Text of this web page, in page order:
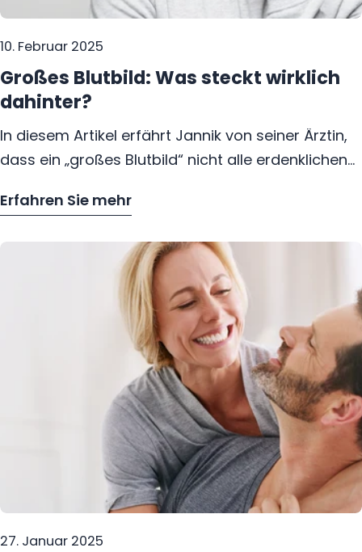
10. Februar 2025
Großes Blutbild: Was steckt wirklich
dahinter?
In diesem Artikel erfährt Jannik von seiner Ärztin,
dass ein „großes Blutbild“ nicht alle erdenklichen
konzentriert es sich auf die Untersuchung der
roten und weißen Blutkörperchen sowie
Blutplättchen, während das Differentialblutbild die
weißen Blutkörperchen weiter differenziert. Viele
Patienten erwarten fälschlicherweise, dass auch
Werte wie Vitamine, Leber- oder Nierenwerte
enthalten sind – diese müssen jedoch separat
getestet werden. Das große Blutbild ist besonders
sinnvoll zur Abklärung von Infektionen, Blutarmut
oder unklaren Beschwerden. Wer eine
umfassende Analyse wünscht, sollte gezielte
zusätzliche Tests anfordern.
Erfahren Sie mehr
– Großes Blutbild: Was steckt wirklich
27. Januar 2025